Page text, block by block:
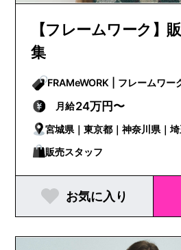
【フレームワーク】
集
FRAMeWORK | フレームワ
月給24万円〜
宮城県｜東京都｜神奈川県｜
府｜京都府｜兵庫県｜広島県｜
販売スタッフ
お気に入り